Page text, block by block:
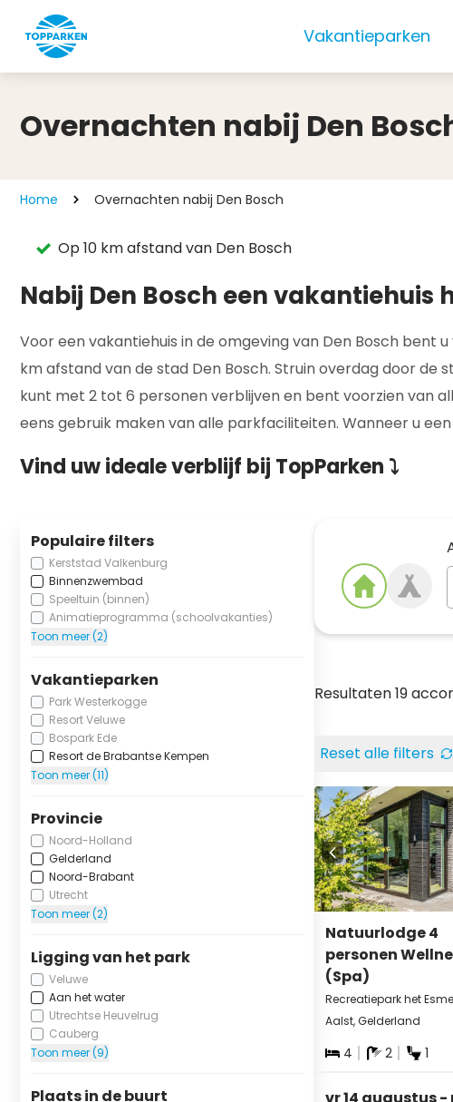
Vakantieparken
Overnachten nabij Den
Home Overnachten nabij Den Bosch
Op 10 km afstand van Den Bosch
Nabij Den Bosch een vakantiehuis
Voor een vakantiehuis in de omgeving van Den Bosch bent
km afstand van de stad Den Bosch. Struin overdag door de
kunt met 2 tot 6 personen verblijven en bent voorzien van
eens gebruik maken van alle parkfaciliteiten. Wanneer u
Vind uw ideale verblijf bij TopParken ⤵
Populaire filters
Kerststad Valkenburg
Binnenzwembad
Speeltuin (binnen)
Animatieprogramma (schoolvakanties)
Toon meer (2)
Vakantieparken
Park Westerkogge
Resort Veluwe
Bospark Ede
Resort de Brabantse Kempen
Toon meer (11)
Provincie
Noord-Holland
Gelderland
Noord-Brabant
Utrecht
Toon meer (2)
Ligging van het park
Veluwe
Aan het water
Utrechtse Heuvelrug
Cauberg
Toon meer (9)
Plaats in de buurt
Resultaten 19
Reset alle filters
Natuurlodge 4
personen
(Spa)
Recreatiepark het
Aalst, Gelderland
4 2 1